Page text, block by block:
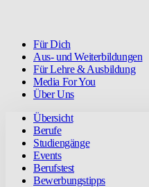
Für Dich
Aus- und Weiterbildungen
Für Lehre & Ausbildung
Media For You
Über Uns
Übersicht
Berufe
Studiengänge
Events
Berufstest
Bewerbungstipps